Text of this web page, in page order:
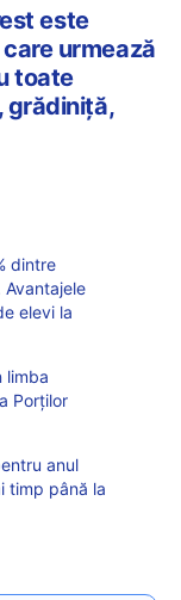
este
urmează
toate
grădiniță,
dintre
elevi la
limba
Porților
anul
timp până la